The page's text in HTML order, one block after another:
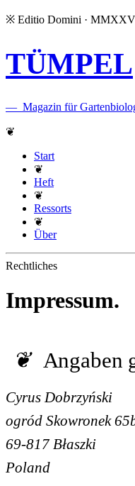
※ Editio Domini ·
TÜMPEL
— Magazin für
❦
Start
❦
Heft
❦
Ressorts
❦
Über
Rechtliches
Impressum.
Angaben
Cyrus Dobrzyński
ogród Skowronek
69-817 Błaszki
Poland